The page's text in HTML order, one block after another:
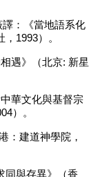
譯：《當地語系化
1993）。
遇》（北京: 新星
華文化與基督宗
）。
：建道神學院，
同與存異》（香